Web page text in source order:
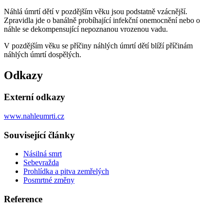
Náhlá úmrtí dětí v pozdějším věku jsou podstatně vzácnější.
Zpravidla jde o banálně probíhající infekční onemocnění nebo o
náhle se dekompensující nepoznanou vrozenou vadu.
V pozdějším věku se příčiny náhlých úmrtí dětí blíží příčinám
náhlých úmrtí dospělých.
Odkazy
Externí odkazy
www.nahleumrti.cz
Související články
Násilná smrt
Sebevražda
Prohlídka a pitva zemřelých
Posmrtné změny
Reference